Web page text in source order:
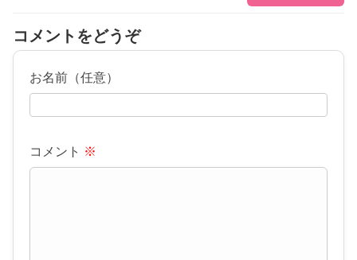
コメントをどうぞ
お名前（任意）
コメント ※